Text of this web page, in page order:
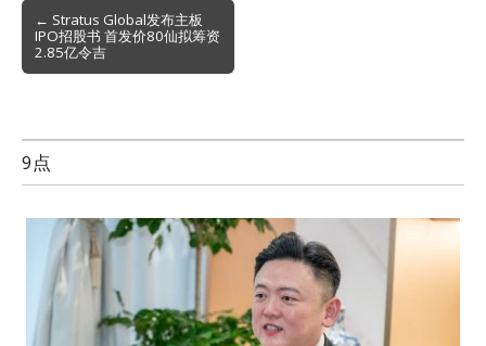
Post
navigation
← Stratus Global发布主板
IPO招股书 首发价80仙拟筹资
2.85亿令吉
9点